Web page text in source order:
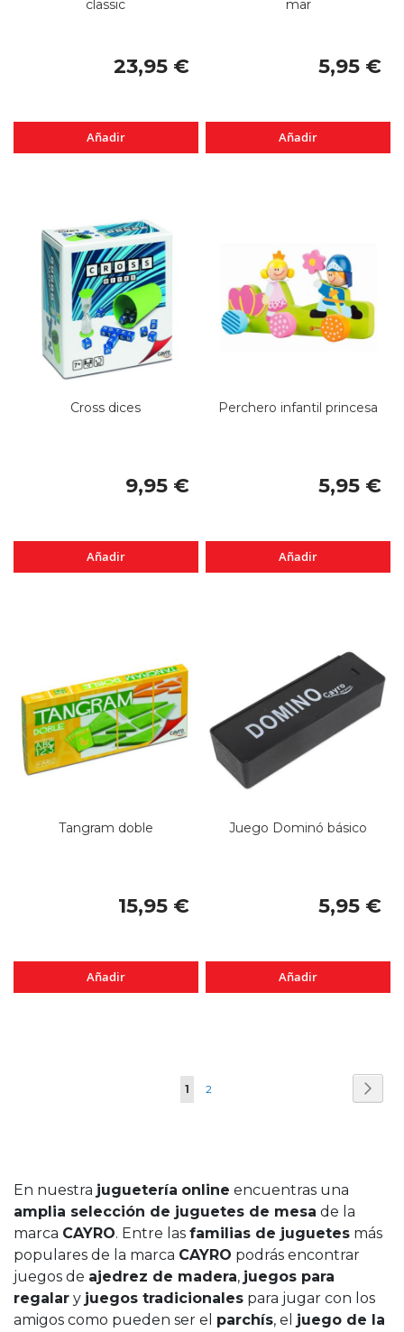
classic
23,95 €
Añadir
mar
5,95 €
Añadir
Cross dices
9,95 €
Añadir
Perchero infantil princesa
5,95 €
Añadir
Tangram doble
15,95 €
Añadir
Juego Dominó básico
5,95 €
Añadir
Página
Actualmente
1 Página
2
En nuestra juguetería online encuentras una
amplia selección de juguetes de mesa de la
marca CAYRO. Entre las familias de juguetes más
populares de la marca CAYRO podrás encontrar
juegos de ajedrez de madera, juegos para
regalar y juegos tradicionales para jugar con los
amigos como pueden ser el parchís, el juego de la